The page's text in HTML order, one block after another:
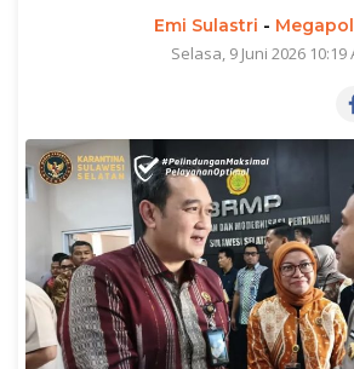
Emi Sulastri -
Selasa, 9 Juni 2026 10:19